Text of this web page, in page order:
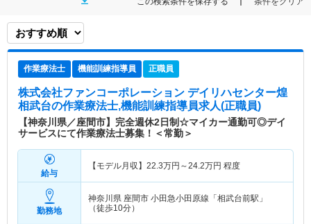
作業療法士 機能訓練指導員 正職員
株式会社ファンコーポレーション デイリハセンター煌
相武台の作業療法士,機能訓練指導員求人(正職員)
【神奈川県／座間市】完全週休2日制☆マイカー通勤可◎デイ
サービスにて作業療法士募集！＜常勤＞
給与
【モデル月収】 22.3万円～24.2万円 程度
勤務地
神奈川県 座間市 小田急小田原線「相武台前駅」
（徒歩10分）